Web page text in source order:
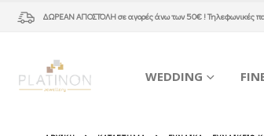
ΔΩΡΕΑΝ ΑΠΟΣΤΟΛΗσε αγορές άνω των 50€ ! Τηλεφωνικές
WEDDING